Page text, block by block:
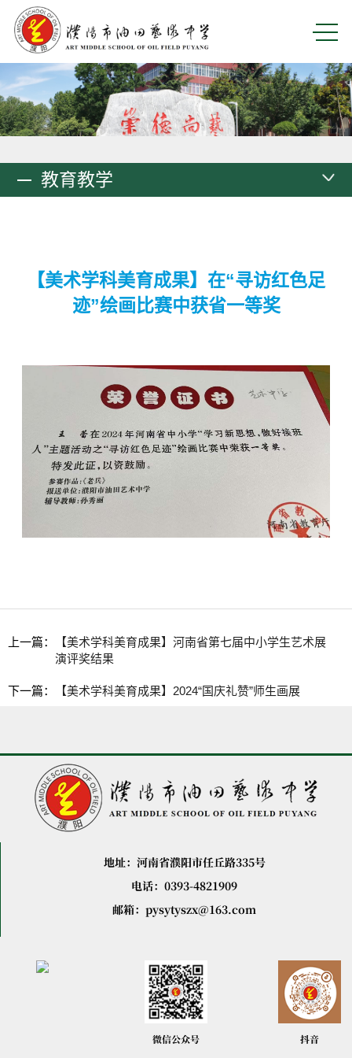
教育教学
【美术学科美育成果】在“寻访红色足
迹”绘画比赛中获省一等奖
上一篇：
【美术学科美育成果】河南省第七届中小学生艺术展
演评奖结果
下一篇： 【美术学科美育成果】2024“国庆礼赞”师生画展
地址：河南省濮阳市任丘路335号
电话：0393-4821909
邮箱：pysytyszx@163.com
微信公众号 抖音